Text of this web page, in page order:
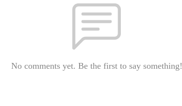
No comments yet. Be the first to say something!